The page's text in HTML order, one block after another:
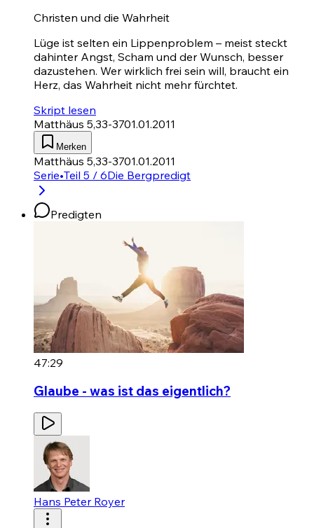
Christen und die Wahrheit
Lüge ist selten ein Lippenproblem – meist steckt
dahinter Angst, Scham und der Wunsch, besser
dazustehen. Wer wirklich frei sein will, braucht ein
Herz, das Wahrheit nicht mehr fürchtet.
Skript lesen
Matthäus 5,33-3701.01.2011
Merken
Matthäus 5,33-3701.01.2011
Serie•Teil 5 / 6Die Bergpredigt
Predigten
47:29
Glaube - was ist das eigentlich?
Hans Peter Royer